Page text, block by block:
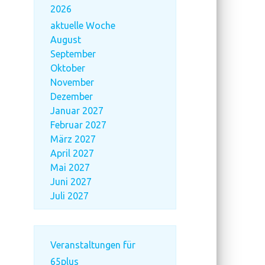
2026
aktuelle Woche
August
September
Oktober
November
Dezember
Januar 2027
Februar 2027
März 2027
April 2027
Mai 2027
Juni 2027
Juli 2027
Veranstaltungen für
65plus